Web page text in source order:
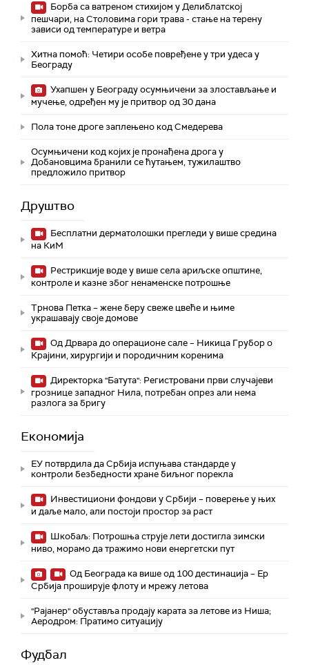
Борба са ватреном стихијом у Делиблатској
пешчари, на Столовима гори трава - стање на терену
зависи од температуре и ветра
Хитна помоћ: Четири особе повређене у три удеса у
Београду
Ухапшен у Београду осумњичени за злостављање и
мучење, одређен му је притвор од 30 дана
Пола тоне дроге заплењено код Смедерева
Осумњичени код којих је пронађена дрога у
Добановцима бранили се ћутањем, тужилаштво
предложило притвор
Друштво
Бесплатни дерматолошки прегледи у више средина
на КиМ
Рестрикције воде у више села ариљске општине,
контроле и казне због ненаменске потрошње
Трнова Петка – жене беру свеже цвеће и њиме
украшавају своје домове
Од Дрвара до операционе сале – Никица Грубор о
Крајини, хирургији и породичним коренима
Директорка "Батута": Регистровани први случајеви
грознице западног Нила, потребан опрез али нема
разлога за бригу
Економија
ЕУ потврдила да Србија испуњава стандарде у
контроли безбедности хране биљног порекла
Инвестициони фондови у Србији – поверење у њих
и даље мало, али постоји простор за раст
Шкобаљ: Потрошња струје лети достигла зимски
ниво, морамо да тражимо нови енергетски пут
Од Београда ка више од 100 дестинација – Ер
Србија проширује флоту и мрежу летова
"Рајанер" обуставља продају карата за летове из Ниша;
Аеродром: Пратимо ситуацију
Фудбал